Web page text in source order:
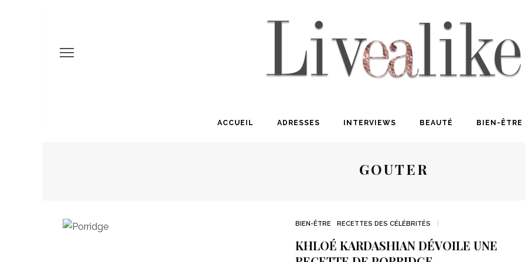
ACCUEIL ADRESSES INTERVIEWS BEAUTÉ BIEN-ÊTRE
GOUTER
BIEN-ÊTRE RECETTES DES CÉLÉBRITÉS
KHLOÉ KARDASHIAN DÉVOILE UNE